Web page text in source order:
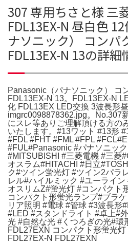
307 専用ちさと様 三
FDL13EX-N 昼白色
ナソニック） コンパ
FDL13EX-N 13の詳細
Panasonic（パナソニック） コ
FDL13EX-N 13。FDL13EX-N
化 FDL13EX LED交換 3波長形昼
imgrc0098878362.jpg。No.307
にスレ等ありご理解頂ける方の
いたします。#13ワット #13形
#FDL #FHT #FML #FPL
#FUL#Panasonic #パナソニッ
#MITSUBISHI #三菱電機 #三菱
オスラム#HITACHI #日立
ク#ツイン蛍光灯 #ツイン2パラ
レル#ハイルミック #ユーライ
オスリムZ#蛍光灯 #コンパクト
コンパクト形蛍光ランプ#ブラ
リア照明 #電球 #管球 #3波長形
#LED #スタンドライト #卓上#
光 #自然な光 #くつろぎの光#環
FDL27EXN コンパクト形蛍光
FDL27EX-N FDL27EXN